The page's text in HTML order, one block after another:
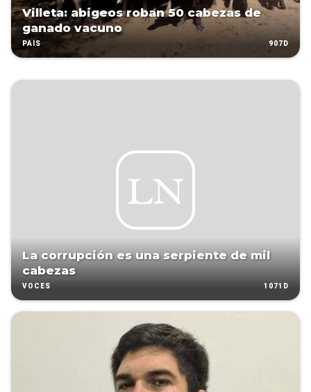
Villeta: abigeos roban 50 cabezas de
ganado vacuno
PAÍS 907D
La corrupción es una serpiente de mil
cabezas
VOCES 1071D